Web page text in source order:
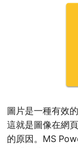
圖片是一種有效
這就是圖像在網
的原因。MS